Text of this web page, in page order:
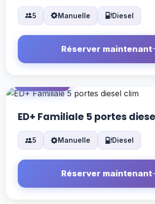
5 Manuelle Diesel
Réserver maintenant
ED+ Familiale 5 portes
5 Manuelle Diesel
Réserver maintenant